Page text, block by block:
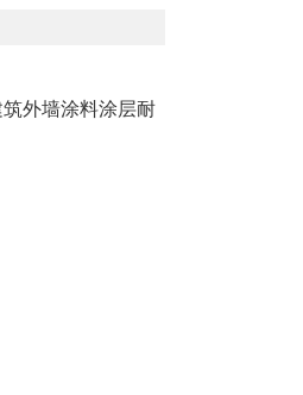
外墙涂料涂层耐